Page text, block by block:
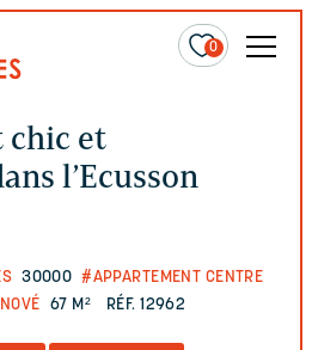
0
chic et
l’Ecusson
30000 #APPARTEMENT CENTRE
67 M² RÉF. 12962